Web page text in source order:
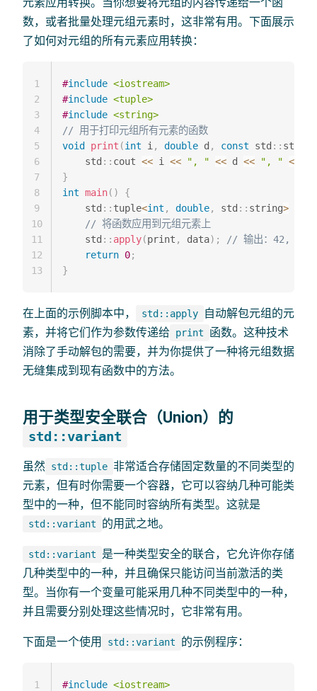
数，或者批量处理元组元素时，这非常有用。下面展示
了如何对元组的所有元素应用转换：
#include <iostream>
#include <tuple>
#include <string>
// 用于打印元组所有元素的函数
void print (int i , double d , const std :: string
    std
:: cout << i << ", " << d << ", " <<
}
int main( )
{
    std
:: tuple<int , double, std :: string>
// 将函数应用到元组元素上
    std
:: apply(print , data) ;
// 输出：42,
return 0;
}
1
2
3
4
5
6
7
8
9
10
11
12
13
在上面的示例脚本中， std::apply
自动解包元组的元
素，并将它们作为参数传递给
print
函数。这种技术
消除了手动解包的需要，并为你提供了一种将元组数据
无缝集成到现有函数中的方法。
用于类型安全联合（Union）的
std::variant
虽然 std::tuple 非常适合存储固定数量的不同类型的
元素，但有时你需要一个容器，它可以容纳几种可能类
型中的一种，但不能同时容纳所有类型。这就是
std::variant 的用武之地。
std::variant
是一种类型安全的联合，它允许你存储
几种类型中的一种，并且确保只能访问当前激活的类
型。当你有一个变量可能采用几种不同类型中的一种，
并且需要分别处理这些情况时，它非常有用。
下面是一个使用 std::variant 的示例程序：
#include <iostream>
1